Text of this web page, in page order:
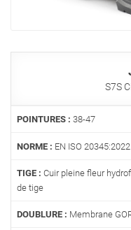
S7S
POINTURES : 38-47
NORME : EN ISO 20345:2022
TIGE : Cuir pleine fleur
de tige
DOUBLURE : Membrane